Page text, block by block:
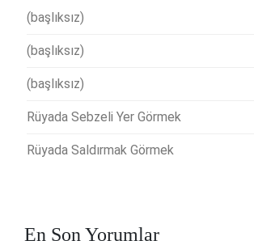
(başlıksız)
(başlıksız)
(başlıksız)
Rüyada Sebzeli Yer Görmek
Rüyada Saldırmak Görmek
En Son Yorumlar